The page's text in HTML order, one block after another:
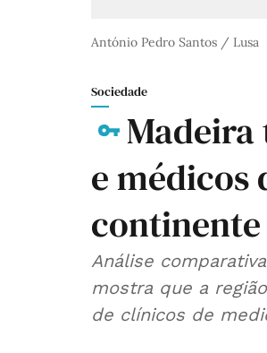
António Pedro Santos / Lusa
Sociedade
e médicos
continente
Análise
mostra que a
de clínicos de